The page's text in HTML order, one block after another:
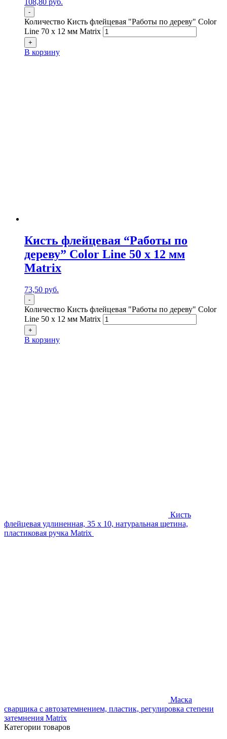
-
Количество Кисть флейцевая "Работы по дереву" Color
Line 70 х 12 мм Matrix
+
В корзину
Кисть флейцевая “Работы по
дереву” Color Line 50 х 12 мм
Matrix
73,50 руб.
-
Количество Кисть флейцевая "Работы по дереву" Color
Line 50 х 12 мм Matrix
+
В корзину
Кисть
флейцевая удлиненная, 35 x 10, натуральная щетина,
пластиковая ручка Matrix
Маска
сварщика с автозатемнением, пластик, регулировка степени
затемнения Matrix
Категории товаров